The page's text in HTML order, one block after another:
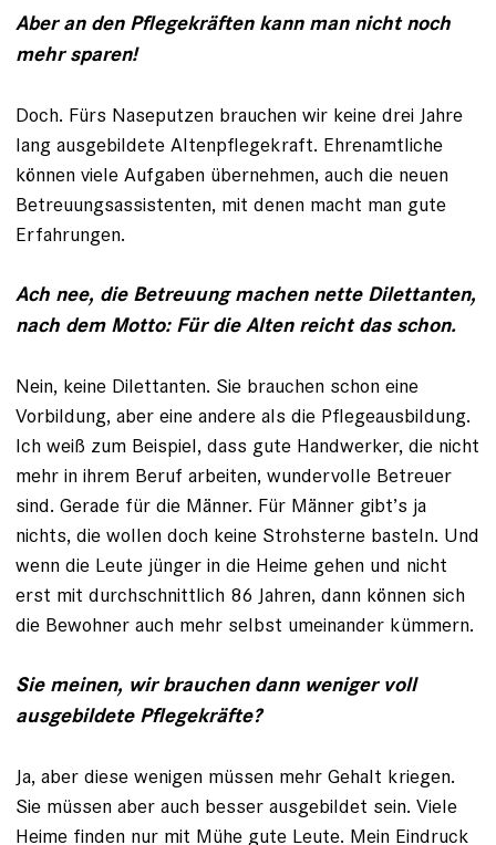
Aber an den Pflegekräften kann man nicht noch
mehr sparen!
Doch. Fürs Naseputzen brauchen wir keine drei Jahre
lang ausgebildete Altenpflegekraft. Ehrenamtliche
können viele Auf­gaben übernehmen, auch die neuen
Betreuungsassistenten, mit denen macht man gute
Erfahrungen.
Ach nee, die Betreuung machen nette ­Dilettanten,
nach dem Motto: Für die ­Alten reicht das schon.
Nein, keine Dilettanten. Sie brauchen schon eine
Vorbildung, aber eine andere als die Pflegeausbildung.
Ich weiß zum Beispiel, dass gute Handwerker, die nicht
mehr in ihrem Beruf arbeiten, wundervolle Betreuer
sind. Gerade für die Männer. Für Männer gibt’s ja
nichts, die wollen doch keine Strohsterne basteln. Und
wenn die Leute jünger in die Heime gehen und nicht
erst mit durchschnittlich 86 Jahren, dann können sich
die Bewohner auch mehr selbst umeinander kümmern.
Sie meinen, wir brauchen dann weniger voll
ausgebildete Pflegekräfte?
Ja, aber diese wenigen müssen mehr Gehalt kriegen.
Sie müssen aber auch besser ausgebildet sein. Viele
Heime finden nur mit Mühe gute Leute. Mein Eindruck